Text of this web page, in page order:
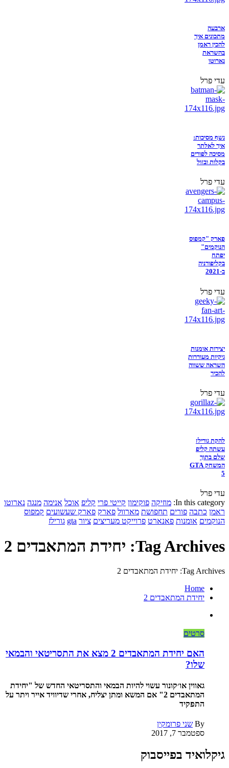
ארבעה
מתכונים איך
להכין ראמן
בהשראת
נארוטו
עדי פרל
נשף מסיכות:
איך לאלתר
מסיכה לפורים
בקלות ובזול
עדי פרל
פארק "קמפוס
הנוקמים"
יפתח
בקליפורניה
ב-2021
עדי פרל
יצירות אומנות
גיקיות מעוררות
השראה ששווה
להכיר
עדי פרל
להקת גורילז
עשתה קליפ
שלם בתוך
המשחק GTA
5
עדי פרל
In this category: מוזיקה פוקימון קייטי פרי קליפ אוכל אנימה מנגה נארוטו
ראמן כתבה פורים תחפושת מארוול פארק פארק שעשועים קמפוס
הנוקמים אומנות פאנארט פרוייקט מעריצים ציור gta גורילז
Tag Archives: יחידת המתאבדים 2
Tag Archives: יחידת המתאבדים 2
Home
יחידת המתאבדים 2
סרטים
האם יחידת המתאבדים 2 מצא את התסריטאי והבמאי
שלו?
גאווין או׳קונור עשוי להיות הבמאי והתסריטאי החדש של "יחידת
המתאבדים 2" אם המשא ומתן יצליח, אחרי שדיוויד אייר ויתר על
התפקיד
By שני פרומקין
ספטמבר 7, 2017
גיקלואיד בפייסבוק